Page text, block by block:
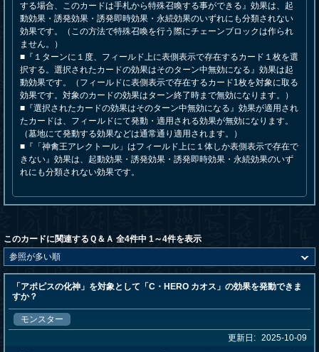
する場合、このカードは手札から特殊召喚する事ができる』効果は、起
動効果・誘発効果・誘発即時効果・永続効果のいずれにも分類されない
効果です。（この方法で特殊召喚を行う際にチェーンブロックは作られ
ません。）
■『１ターンに１度、フィールド上に表側表示で存在するカード１枚を選
択する。選択されたカードの効果はそのターン中無効になる』効果は起
動効果です。（フィールドに表側表示で存在するカード1枚を対象に取る
効果です。対象のカードの効果はターン終了時まで無効になります。）
■『選択されたカードの効果はそのターン中無効になる』効果が適用され
たカードは、フィールドにて発動・適用される効果が無効になります。
（墓地にて発動する効果などは通常通り適用されます。）
■『「神禽王アレクトール」はフィールド上に１体しか表側表示で存在で
きない』効果は、起動効果・誘発効果・誘発即時効果・永続効果のいず
れにも分類されない効果です。
このカードに関連するＱ＆Ａ 全4件中 1～4件を表示
「アポピスの化神」を対象として「C・HERO カオス」の効果を発動できま
すか？
モンスター
更新日: 2025-10-09